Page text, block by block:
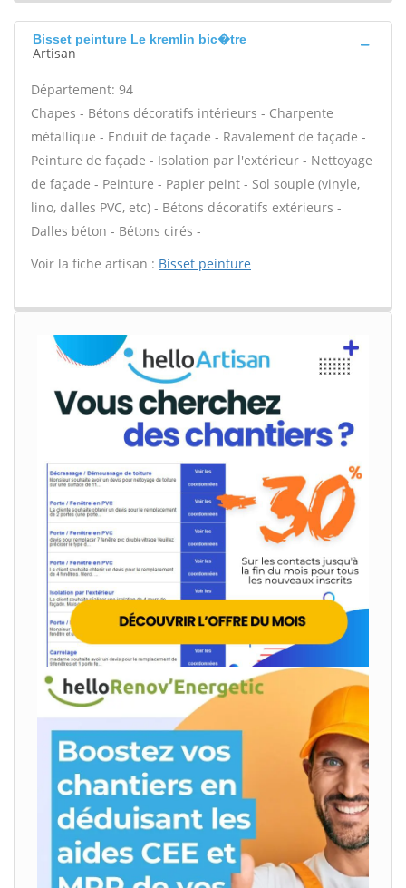
Bisset peinture Le kremlin bic�tre
Artisan
Département: 94
Chapes - Bétons décoratifs intérieurs - Charpente
métallique - Enduit de façade - Ravalement de façade -
Peinture de façade - Isolation par l'extérieur - Nettoyage
de façade - Peinture - Papier peint - Sol souple (vinyle,
lino, dalles PVC, etc) - Bétons décoratifs extérieurs -
Dalles béton - Bétons cirés -
Voir la fiche artisan : Bisset peinture